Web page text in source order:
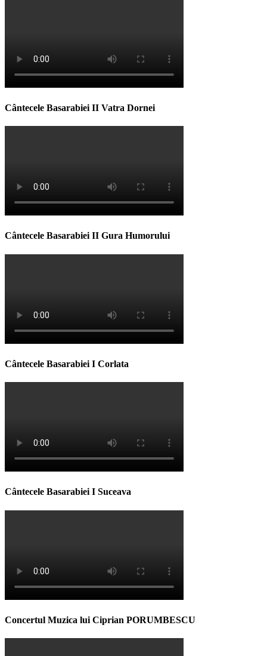
Cântecele Basarabiei II Vatra Dornei
Cântecele Basarabiei II Gura Humorului
Cântecele Basarabiei I Corlata
Cântecele Basarabiei I Suceava
Concertul Muzica lui Ciprian PORUMBESCU